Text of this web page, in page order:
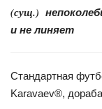
(сущ.)
и не линяет
Стандартная
Karavaev®,